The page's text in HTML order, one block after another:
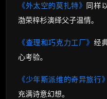
《外太空的莫扎特》 同样
渤荣梓杉演绎父子温情。
《查理和巧克力工厂》经
心考验。
《少年斯派维的奇异旅行》
充满诗意幻想。